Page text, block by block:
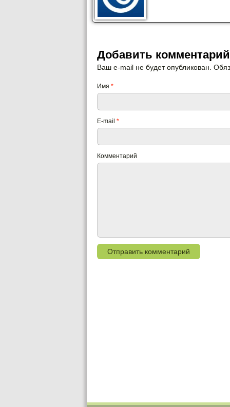
Добавить комментарий
Ваш e-mail не будет опубликован.
Имя *
E-mail *
Комментарий